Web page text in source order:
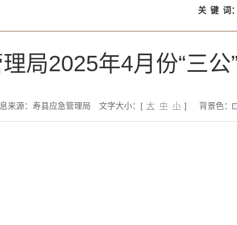
关 键 词：
局2025年4月份“三公
来源：寿县应急管理局 文字大小：[ 大 中 小 ] 背景色：